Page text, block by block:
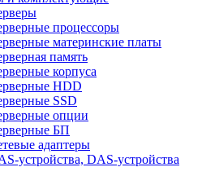
процессоры
материнские платы
память
корпуса
HDD
SSD
опции
БП
адаптеры
устройства, DAS-устройства